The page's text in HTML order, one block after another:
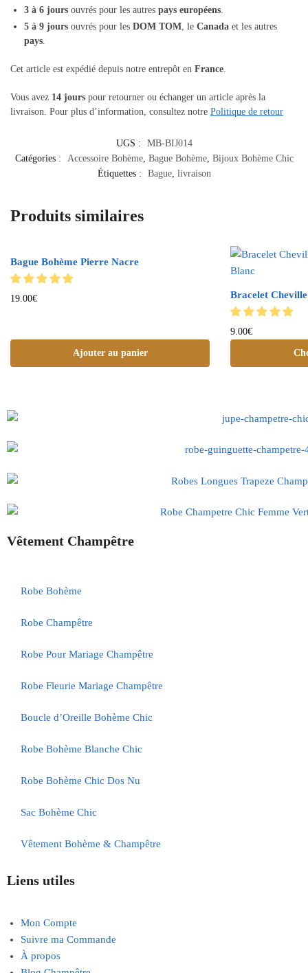
3 à 6 jours ouvrés pour les autres pays européens.
5 à 9 jours ouvrés pour les DOM TOM, le Canada et les autres
pays.
Cet article est expédié depuis notre entrepôt en France.
Vous avez 14 jours pour retourner ou échanger un article après la
livraison. Pour plus d’information, consultez notre Politique de retour
UGS :
MB-BIJ014
Catégories :
Accessoire Bohème, Bague Bohème, Bijoux Bohème Chic
Étiquettes :
Bague, livraison
Produits similaires
Bague Bohème Pierre Nacre
19.00€
Ajouter au panier
Bracelet
9.00€
Vêtement Champêtre
Robe Bohème
Robe Champêtre
Robe Pour Mariage Champêtre
Robe Fleurie Mariage Champêtre
Boucle d’Oreille Bohème Chic
Robe Bohème Blanche Chic
Robe Bohème Chic Dos Nu
Sac Bohème Chic
Vêtement Bohème & Champêtre
Liens utiles
Mon Compte
Suivre ma Commande
À propos